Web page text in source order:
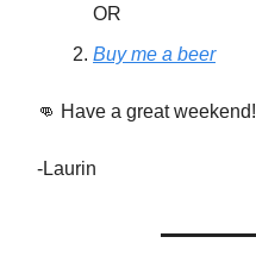
OR
Buy me a beer
👊 Have a great weekend!
-Laurin